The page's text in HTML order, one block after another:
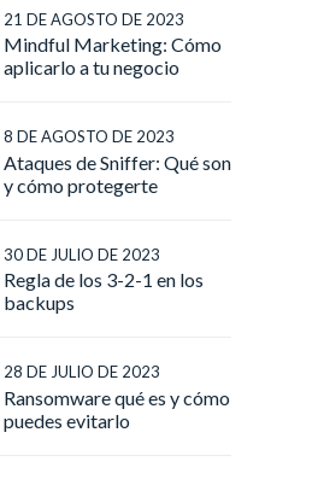
21 DE AGOSTO DE 2023
Mindful Marketing: Cómo
aplicarlo a tu negocio
8 DE AGOSTO DE 2023
Ataques de Sniffer: Qué son
y cómo protegerte
30 DE JULIO DE 2023
Regla de los 3-2-1 en los
backups
28 DE JULIO DE 2023
Ransomware qué es y cómo
puedes evitarlo